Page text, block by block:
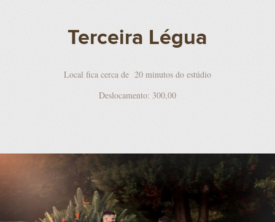
Terceira Légua
Local fica cerca de 20 minutos do estúdio
Deslocamento: 300,00